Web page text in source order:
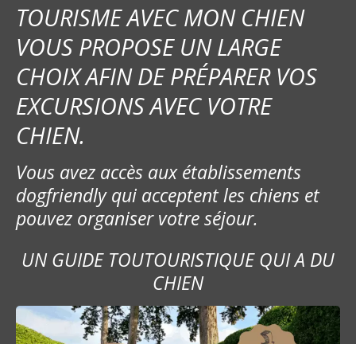
TOURISME AVEC MON CHIEN
VOUS PROPOSE UN LARGE
CHOIX AFIN DE PRÉPARER VOS
EXCURSIONS AVEC VOTRE
CHIEN.
Vous avez accès aux établissements
dogfriendly qui acceptent les chiens et
pouvez organiser votre séjour.
UN GUIDE TOUTOURISTIQUE QUI A DU
CHIEN